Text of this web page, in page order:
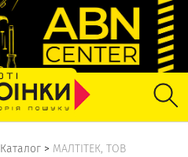
Каталог > МАЛТІТЕК, ТОВ